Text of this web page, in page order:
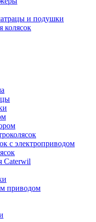
и подушки
колясок
с электроприводом
Caterwil
приводом